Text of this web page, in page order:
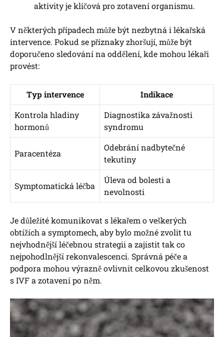
aktivity je klíčová pro zotavení organismu.
V některých případech může být nezbytná i lékařská
intervence. Pokud se příznaky zhoršují, může být
doporučeno sledování na oddělení, kde mohou lékaři
provést:
Typ intervence
Indikace
Kontrola hladiny
hormonů
Diagnostika závažnosti
syndromu
Paracentéza
Odebrání nadbytečné
tekutiny
Symptomatická léčba
Úleva od bolesti a
nevolnosti
Je důležité komunikovat s lékařem o veškerých
obtížích a symptomech, aby bylo možné zvolit tu
nejvhodnější léčebnou strategii a zajistit tak co
nejpohodlnější rekonvalescenci. Správná péče a
podpora mohou výrazně ovlivnit celkovou zkušenost
s IVF a zotavení po něm.